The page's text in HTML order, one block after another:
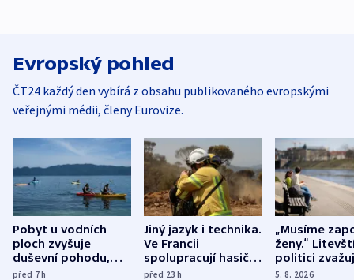
Evropský pohled
ČT24 každý den vybírá z obsahu publikovaného evropskými
veřejnými médii, členy Eurovize.
Pobyt u vodních
ploch zvyšuje
duševní pohodu,
ukázala
před 7h
Jiný jazyk i technika.
Ve Francii
spolupracují hasiči z
různých zemí
před 23h
„Musíme
ženy.“
politici
dohodu o
5. 8. 2026